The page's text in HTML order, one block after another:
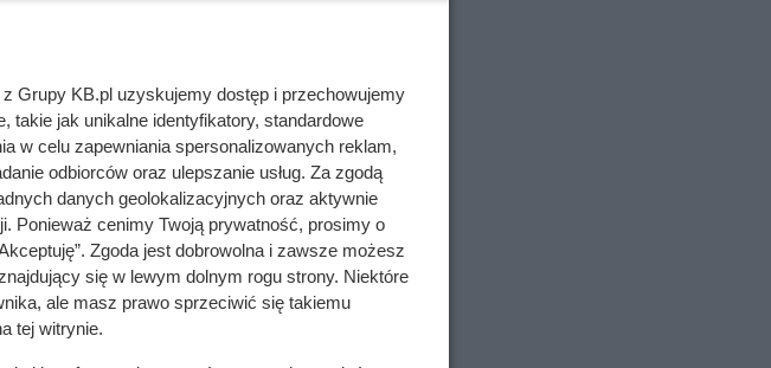
się pokarmem roślinnym.
stworzenia.
Grupy KB.pl uzyskujemy dostęp i przechowujemy
takie jak unikalne identyfikatory, standardowe
w celu zapewniania spersonalizowanych reklam,
odbiorców oraz ulepszanie usług. Za zgodą
danych geolokalizacyjnych oraz aktywnie
Ponieważ cenimy Twoją prywatność, prosimy o
Zgoda jest dobrowolna i zawsze możesz
się w lewym dolnym rogu strony. Niektóre
ale masz prawo sprzeciwić się takiemu
tej witrynie.